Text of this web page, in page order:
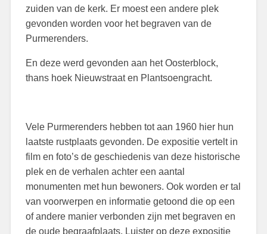
zuiden van de kerk. Er moest een andere plek
gevonden worden voor het begraven van de
Purmerenders.
En deze werd gevonden aan het Oosterblock,
thans hoek Nieuwstraat en Plantsoengracht.
Vele Purmerenders hebben tot aan 1960 hier hun
laatste rustplaats gevonden. De expositie vertelt in
film en foto’s de geschiedenis van deze historische
plek en de verhalen achter een aantal
monumenten met hun bewoners. Ook worden er tal
van voorwerpen en informatie getoond die op een
of andere manier verbonden zijn met begraven en
de oude begraafplaats. Luister op deze expositie